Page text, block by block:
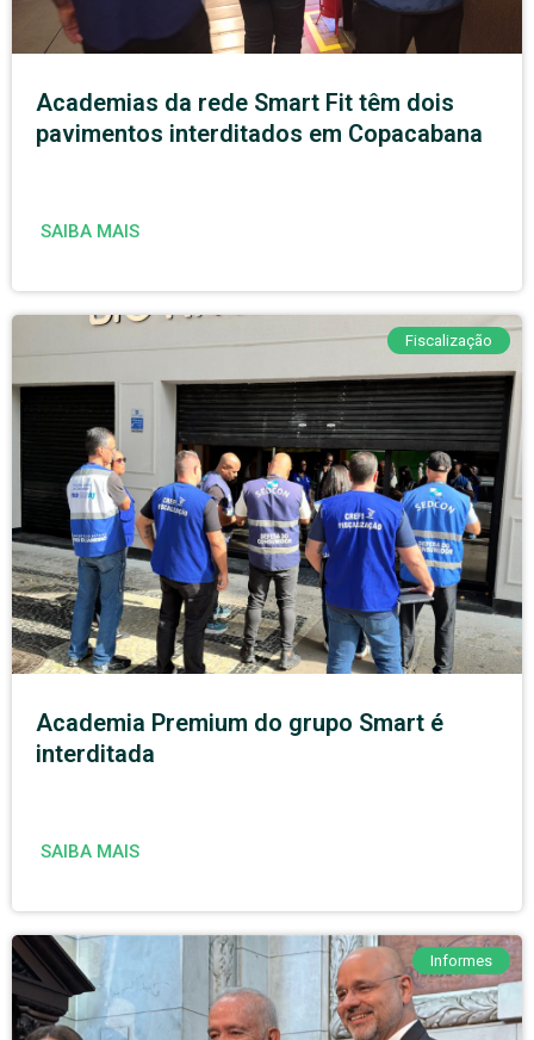
Academias da rede Smart Fit têm dois
pavimentos interditados em Copacabana
SAIBA MAIS
Fiscalização
Academia Premium do grupo Smart é
interditada
SAIBA MAIS
Informes